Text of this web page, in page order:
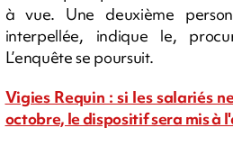
à vue. Une deuxième
interpellée, indique le,
L’enquête se poursuit.
Vigies Requin : si les salariés
octobre, le dispositif sera mis à